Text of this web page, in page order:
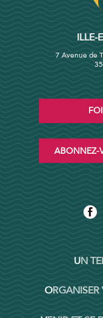
ILLE-
7 Avenue de
ABONNEZ-
UN